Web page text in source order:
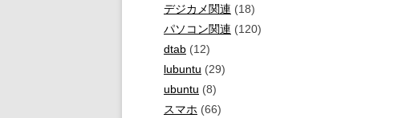
デジカメ関連 (18)
パソコン関連 (120)
dtab (12)
lubuntu (29)
ubuntu (8)
スマホ (66)